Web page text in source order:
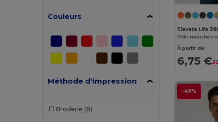
Couleurs
Méthode d'impression
Broderie (8)
Elevate Life
Polo manches
À partir de:
6,75 €
-49%